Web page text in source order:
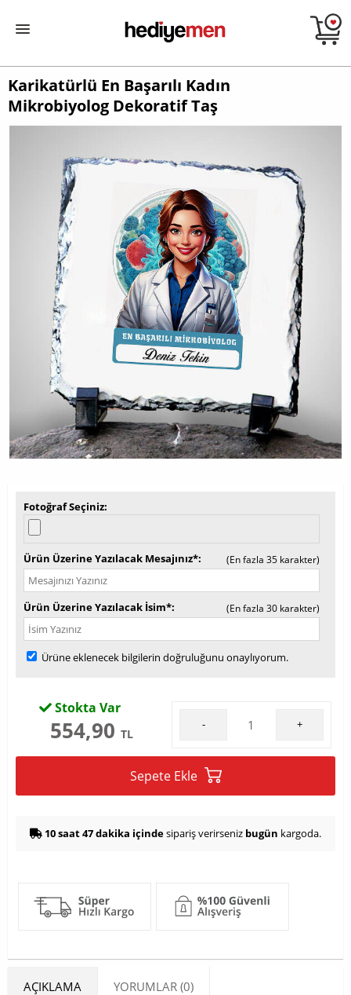
Karikatürlü En Başarılı Kadın
Mikrobiyolog Dekoratif Taş
Fotoğraf Seçiniz
Ürün Üzerine Yazılacak Mesajınız* (En fazla 35 karakter)
Ürün Üzerine Yazılacak İsim* (En fazla 30 karakter)
Ürüne eklenecek bilgilerin doğruluğunu onaylıyorum.
Stokta Var
554,90 TL
- +
Sepete Ekle
10 saat 47 dakika içindesipariş verirseniz bugün kargoda.
AÇIKLAMA YORUMLAR (0)